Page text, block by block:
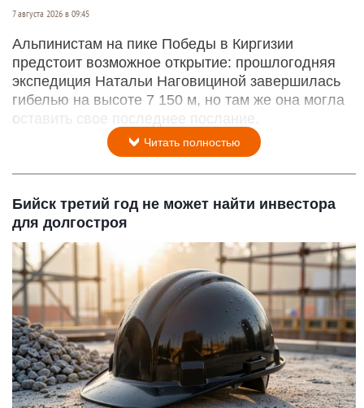
7 августа 2026 в 09:45
Альпинистам на пике Победы в Киргизии
предстоит возможное открытие: прошлогодняя
экспедиция Натальи Наговициной завершилась
гибелью на высоте 7 150 м, но там же она могла
оставить свое последнее послание.
Читать полностью
Бийск третий год не может найти инвестора
для долгостроя